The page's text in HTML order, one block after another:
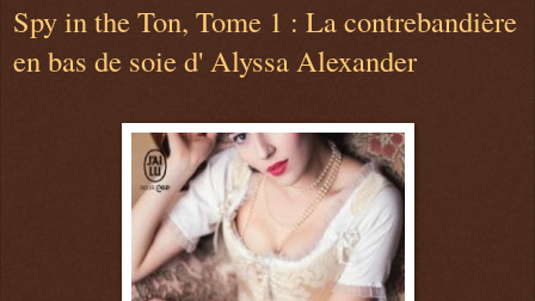
Spy in the Ton, Tome 1 : La contrebandière
en bas de soie d' Alyssa Alexander